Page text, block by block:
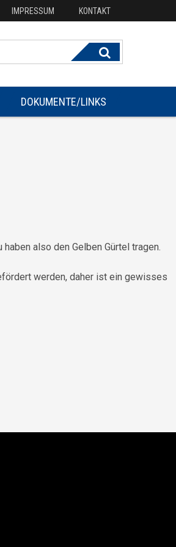
IMPRESSUM KONTAKT
DOKUMENTE/LINKS
also den Gelben Gürtel tragen.
werden, daher ist ein gewisses